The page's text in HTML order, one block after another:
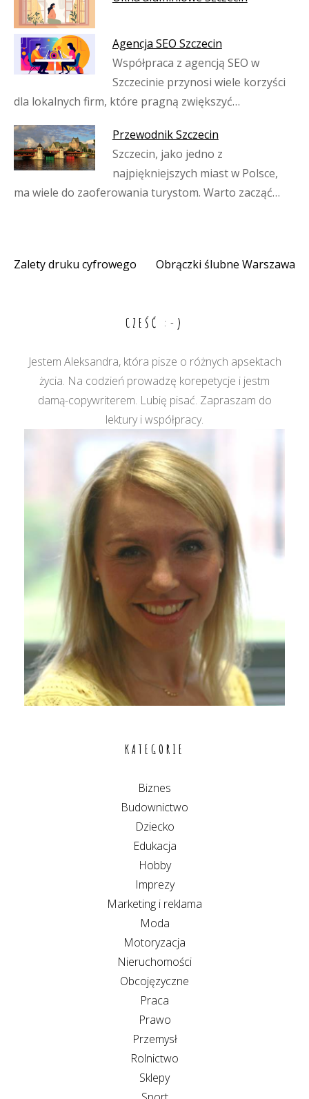
Agencja SEO Szczecin
Współpraca z agencją SEO w
Szczecinie przynosi wiele korzyści
dla lokalnych firm, które pragną zwiększyć…
Przewodnik Szczecin
Szczecin, jako jedno z
najpiękniejszych miast w Polsce,
ma wiele do zaoferowania turystom. Warto zacząć…
Nawigacja
Zalety druku cyfrowego Obrączki ślubne Warszawa
CZEŚĆ :-)
Jestem Aleksandra, która pisze o różnych apsektach
życia. Na codzień prowadzę korepetycje i jestm
damą-copywriterem. Lubię pisać. Zapraszam do
lektury i współpracy.
KATEGORIE
Biznes
Budownictwo
Dziecko
Edukacja
Hobby
Imprezy
Marketing i reklama
Moda
Motoryzacja
Nieruchomości
Obcojęzyczne
Praca
Prawo
Przemysł
Rolnictwo
Sklepy